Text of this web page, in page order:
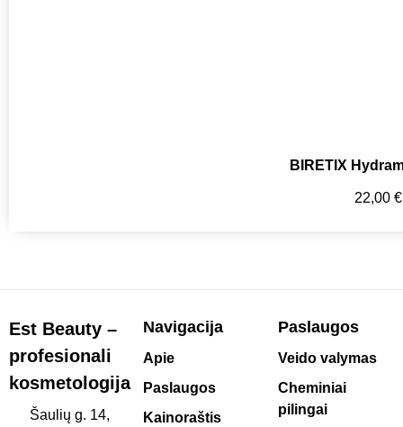
BIRETIX
22,00 €
Est Beauty –
profesionali
kosmetologija
Šaulių g. 14,
Navigacija
Apie
Paslaugos
Kainoraštis
Paslaugos
Veido valymas
Cheminiai
pilingai